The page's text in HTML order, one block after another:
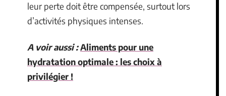
leur perte doit être compensée, surtout lors
d’activités physiques intenses.
A voir aussi :Aliments pour une
hydratation optimale : les choix à
privilégier !